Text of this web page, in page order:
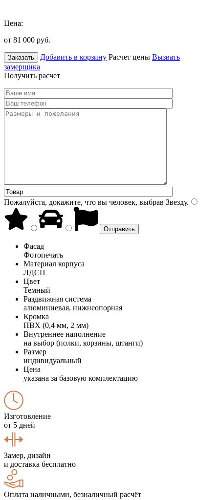
Цена:
от 81 000 руб.
Заказать Добавить в корзину Расчет цены Вызвать
замерщика
Получить расчет
Пожалуйста, докажите, что вы человек, выбрав Звезду.
Фасад
Фотопечать
Материал корпуса
ЛДСП
Цвет
Темный
Раздвижная система
алюминиевая, нижнеопорная
Кромка
ПВХ (0,4 мм, 2 мм)
Внутреннее наполнение
на выбор (полки, корзины, штанги)
Размер
индивидуальный
Цена
указана за базовую комплектацию
Изготовление
от 5 дней
Замер, дизайн
и доставка бесплатно
Оплата наличными, безналичный расчёт